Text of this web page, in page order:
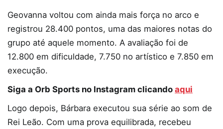
Geovanna voltou com ainda mais força no arco e
registrou 28.400 pontos, uma das maiores notas do
grupo até aquele momento. A avaliação foi de
12.800 em dificuldade, 7.750 no artístico e 7.850 em
execução.
Siga a Orb Sports no Instagram clicando aqui
Logo depois, Bárbara executou sua série ao som de
Rei Leão. Com uma prova equilibrada, recebeu